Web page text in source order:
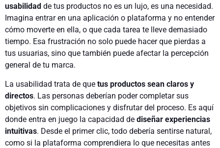
usabilidad de tus productos no es un lujo, es una necesidad.
Imagina entrar en una aplicación o plataforma y no entender
cómo moverte en ella, o que cada tarea te lleve demasiado
tiempo. Esa frustración no solo puede hacer que pierdas a
tus usuarias, sino que también puede afectar la percepción
general de tu marca.
La usabilidad trata de que tus productos sean claros y
directos. Las personas deberían poder completar sus
objetivos sin complicaciones y disfrutar del proceso. Es aquí
donde entra en juego la capacidad de diseñar experiencias
intuitivas. Desde el primer clic, todo debería sentirse natural,
como si la plataforma comprendiera lo que necesitas antes